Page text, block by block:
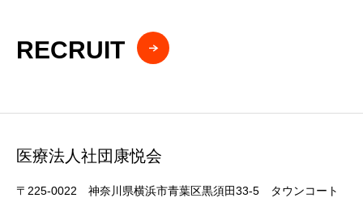
RECRUIT
医療法人社団康悦会
〒225-0022 神奈川県横浜市青葉区黒須田33-5 タウンコート